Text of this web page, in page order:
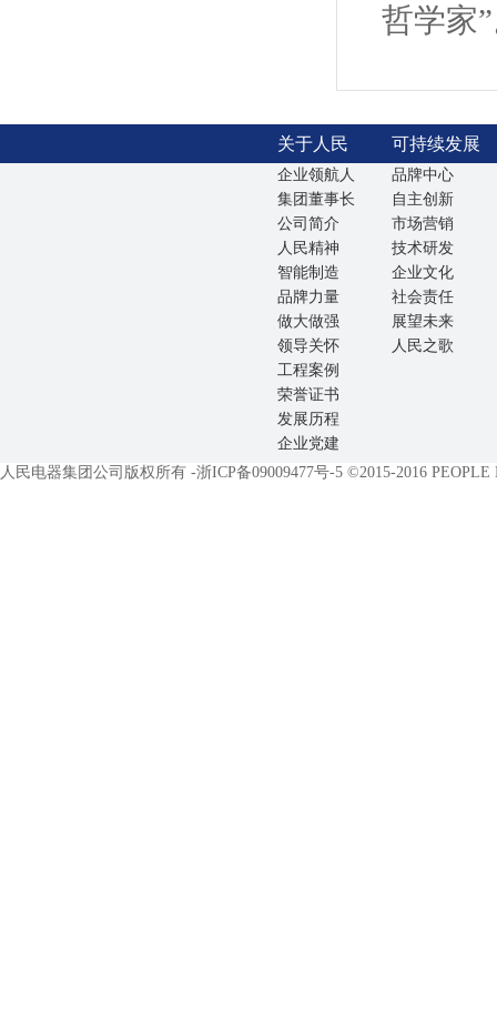
哲学家
关于人民 可持续发展
企业领航人
集团董事长
公司简介
人民精神
智能制造
品牌力量
做大做强
领导关怀
工程案例
荣誉证书
发展历程
企业党建
品牌中心
自主创新
市场营销
技术研发
企业文化
社会责任
展望未来
人民之歌
人民电器集团公司版权所有 -浙ICP备09009477号-5 ©2015-2016 PEOPLE